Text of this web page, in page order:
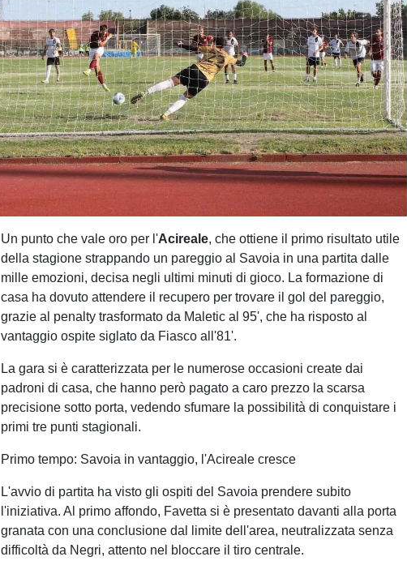
Un punto che vale oro per l'Acireale, che ottiene il primo risultato utile
della stagione strappando un pareggio al Savoia in una partita dalle
mille emozioni, decisa negli ultimi minuti di gioco. La formazione di
casa ha dovuto attendere il recupero per trovare il gol del pareggio,
grazie al penalty trasformato da Maletic al 95', che ha risposto al
vantaggio ospite siglato da Fiasco all'81'.
La gara si è caratterizzata per le numerose occasioni create dai
padroni di casa, che hanno però pagato a caro prezzo la scarsa
precisione sotto porta, vedendo sfumare la possibilità di conquistare i
primi tre punti stagionali.
Primo tempo: Savoia in vantaggio, l'Acireale cresce
L'avvio di partita ha visto gli ospiti del Savoia prendere subito
l'iniziativa. Al primo affondo, Favetta si è presentato davanti alla porta
granata con una conclusione dal limite dell'area, neutralizzata senza
difficoltà da Negri, attento nel bloccare il tiro centrale.